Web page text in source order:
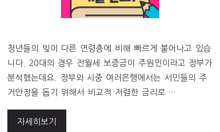
청년들의 빚이 다른 연령층에 비해 빠르게 불어나고 있습
니다. 20대의 경우 전월세 보증금이 주원인이라고 정부가
분석했는데요. 정부와 시중 여러은행에서는 서민들의 주
거안정을 돕기 위해서 비교적 저렴한 금리로 …
자세히보기